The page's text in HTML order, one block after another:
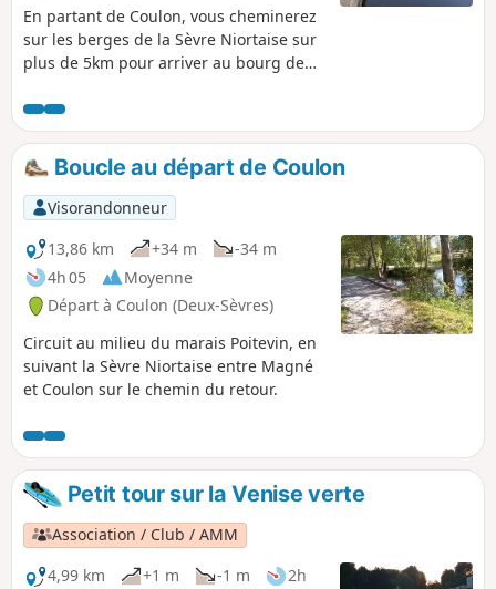
En partant de Coulon, vous cheminerez
sur les berges de la Sèvre Niortaise sur
plus de 5km pour arriver au bourg de
rejoindre ensuite le marais des
Epineaux et revenir à votre point de
départ.Boucle au départ de Coulon
Visorandonneur
13,86 km
+34 m
-34 m
4h 05
Moyenne
Départ à Coulon (Deux-Sèvres)
Circuit au milieu du marais Poitevin, en
suivant la Sèvre Niortaise entre Magné
et Coulon sur le chemin du retour.
Petit tour sur la Venise verte
Association / Club / AMM
4,99 km
+1 m -1 m 2h